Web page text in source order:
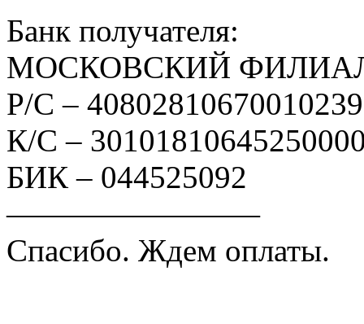
Банк получателя:
МОСКОВСКИЙ
Р/С –
К/С –
БИК – 044525092
————————
Спасибо. Ждем оплаты.